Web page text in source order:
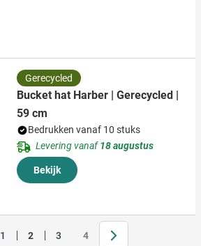
Gerecycled
Bucket hat Harber | Gerecycled |
59 cm
Bedrukken vanaf 10 stuks
Levering vanaf18 augustus
Bekijk
Pagina
1 Je leest momenteel pagina
2 Pagina
3 Pagina
4 Volgende